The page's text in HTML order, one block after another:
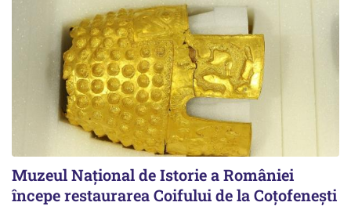
Muzeul Național de Istorie a României
începe restaurarea Coifului de la Coțofenești